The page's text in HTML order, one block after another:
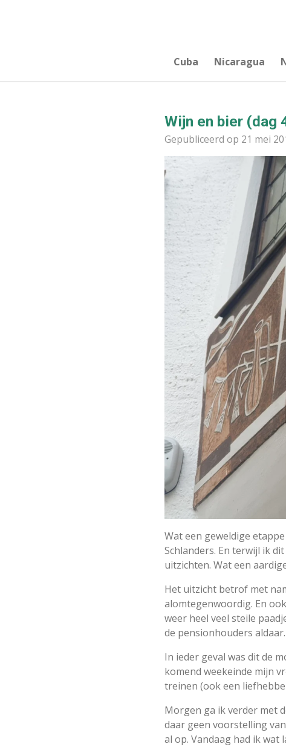
Cuba Nicaragua
Wijn en bier (dag
Gepubliceerd op 21 mei
Wat een geweldige
Schlanders. En terwijl ik
uitzichten. Wat een
Het uitzicht betrof met
alomtegenwoordig. En
weer heel veel steile
de pensionhouders
In ieder geval was dit de
komend weekeinde mijn
treinen (ook een
Morgen ga ik verder met
daar geen voorstelling
al op. Vandaag had ik wat